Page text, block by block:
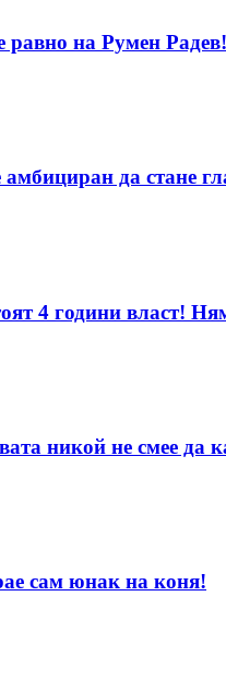
равно на Румен
да стане
4 години власт!
никой не смее да
сам юнак на коня!